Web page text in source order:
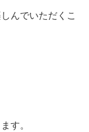
んでいただくこ
す。